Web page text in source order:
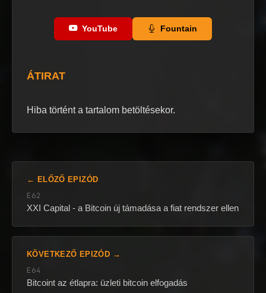
YouTube Fountain
ÁTIRAT
Hiba történt a tartalom betöltésekor.
← ELŐZŐ EPIZÓD
E62
XXI Capital - a Bitcoin új támadása a fiat rendszer ellen
KÖVETKEZŐ EPIZÓD →
E64
Bitcoint az étlapra: üzleti bitcoin elfogadás